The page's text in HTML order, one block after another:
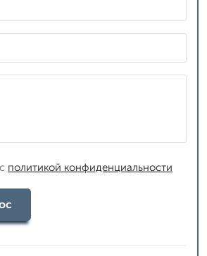
политикой конфиденциальности